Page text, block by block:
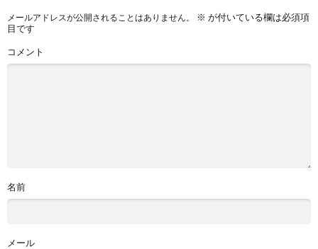
メールアドレスが公開されることはありません。 ※ が付いている欄は必須項
目です
コメント
名前
メール